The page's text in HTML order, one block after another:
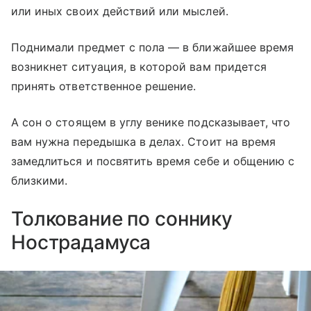
или иных своих действий или мыслей.
Поднимали предмет с пола — в ближайшее время
возникнет ситуация, в которой вам придется
принять ответственное решение.
А сон о стоящем в углу венике подсказывает, что
вам нужна передышка в делах. Стоит на время
замедлиться и посвятить время себе и общению с
близкими.
Толкование по соннику
Нострадамуса